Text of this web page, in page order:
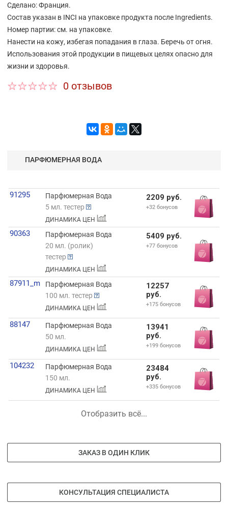
Сделано: Франция.
Состав указан в INCI на упаковке продукта после Ingredients.
Номер партии: см. на упаковке.
Нанести на кожу, избегая попадания в глаза. Беречь от огня.
Использования этой продукции в пищевых целях опасно для
жизни и здоровья.
0 отзывов
ПАРФЮМЕРНАЯ ВОДА
91295
Парфюмерная Вода
5 мл. тестер
ДИНАМИКА ЦЕН
2209 руб.
+32 бонусов
90363
Парфюмерная Вода
20 мл. (ролик)
тестер
ДИНАМИКА ЦЕН
5409 руб.
+77 бонусов
87911_m
Парфюмерная Вода
100 мл. тестер
ДИНАМИКА ЦЕН
12257
руб.
+175 бонусов
88147
Парфюмерная Вода
50 мл.
ДИНАМИКА ЦЕН
13941
руб.
+199 бонусов
104232
Парфюмерная Вода
150 мл.
ДИНАМИКА ЦЕН
23484
руб.
+335 бонусов
Отобразить всё...
ЗАКАЗ В ОДИН КЛИК
КОНСУЛЬТАЦИЯ СПЕЦИАЛИСТА